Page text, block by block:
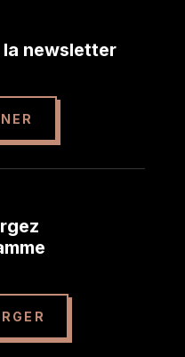
newsletter